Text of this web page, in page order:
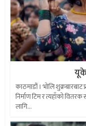
काठमाडौं । भोलि
निर्माण टिम र त्यहाँको
लागि...